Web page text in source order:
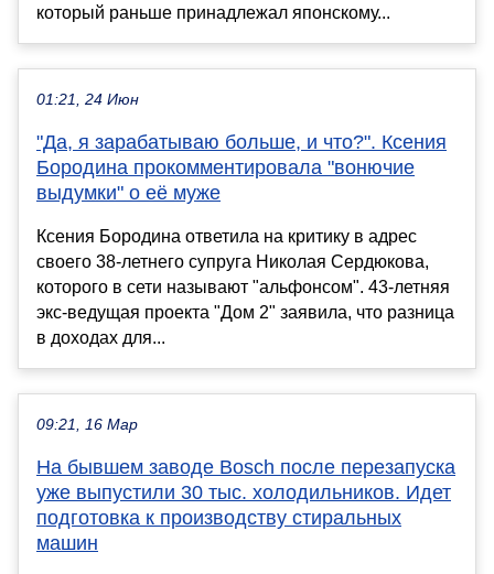
который раньше принадлежал японскому...
01:21, 24 Июн
"Да, я зарабатываю больше, и что?". Ксения
Бородина прокомментировала "вонючие
выдумки" о её муже
Ксения Бородина ответила на критику в адрес
своего 38-летнего супруга Николая Сердюкова,
которого в сети называют "альфонсом". 43-летняя
экс-ведущая проекта "Дом 2" заявила, что разница
в доходах для...
09:21, 16 Мар
На бывшем заводе Bosch после перезапуска
уже выпустили 30 тыс. холодильников. Идет
подготовка к производству стиральных
машин